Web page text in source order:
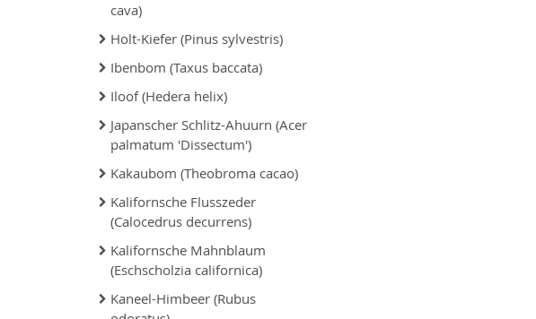
cava)
Holt-Kiefer (Pinus sylvestris)
Ibenbom (Taxus baccata)
Iloof (Hedera helix)
Japanscher Schlitz-Ahuurn (Acer
palmatum 'Dissectum')
Kakaubom (Theobroma cacao)
Kalifornsche Flusszeder
(Calocedrus decurrens)
Kalifornsche Mahnblaum
(Eschscholzia californica)
Kaneel-Himbeer (Rubus